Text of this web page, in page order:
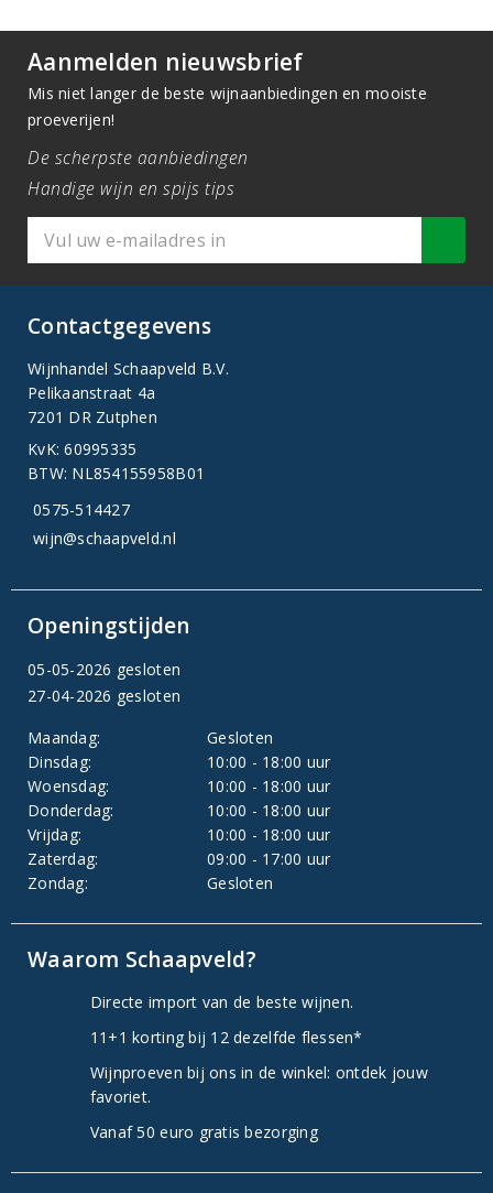
Aanmelden nieuwsbrief
Mis niet langer de beste wijnaanbiedingen en mooiste
proeverijen!
De scherpste aanbiedingen
Handige wijn en spijs tips
Contactgegevens
Wijnhandel Schaapveld B.V.
Pelikaanstraat 4a
7201 DR Zutphen
KvK: 60995335
BTW: NL854155958B01
0575-514427
wijn@schaapveld.nl
Openingstijden
05-05-2026 gesloten
27-04-2026 gesloten
Maandag:
Gesloten
Dinsdag:
10:00 - 18:00 uur
Woensdag:
10:00 - 18:00 uur
Donderdag:
10:00 - 18:00 uur
Vrijdag:
10:00 - 18:00 uur
Zaterdag:
09:00 - 17:00 uur
Zondag:
Gesloten
Waarom Schaapveld?
Directe import van de beste wijnen.
11+1 korting bij 12 dezelfde flessen*
Wijnproeven bij ons in de winkel: ontdek jouw
favoriet.
Vanaf 50 euro gratis bezorging